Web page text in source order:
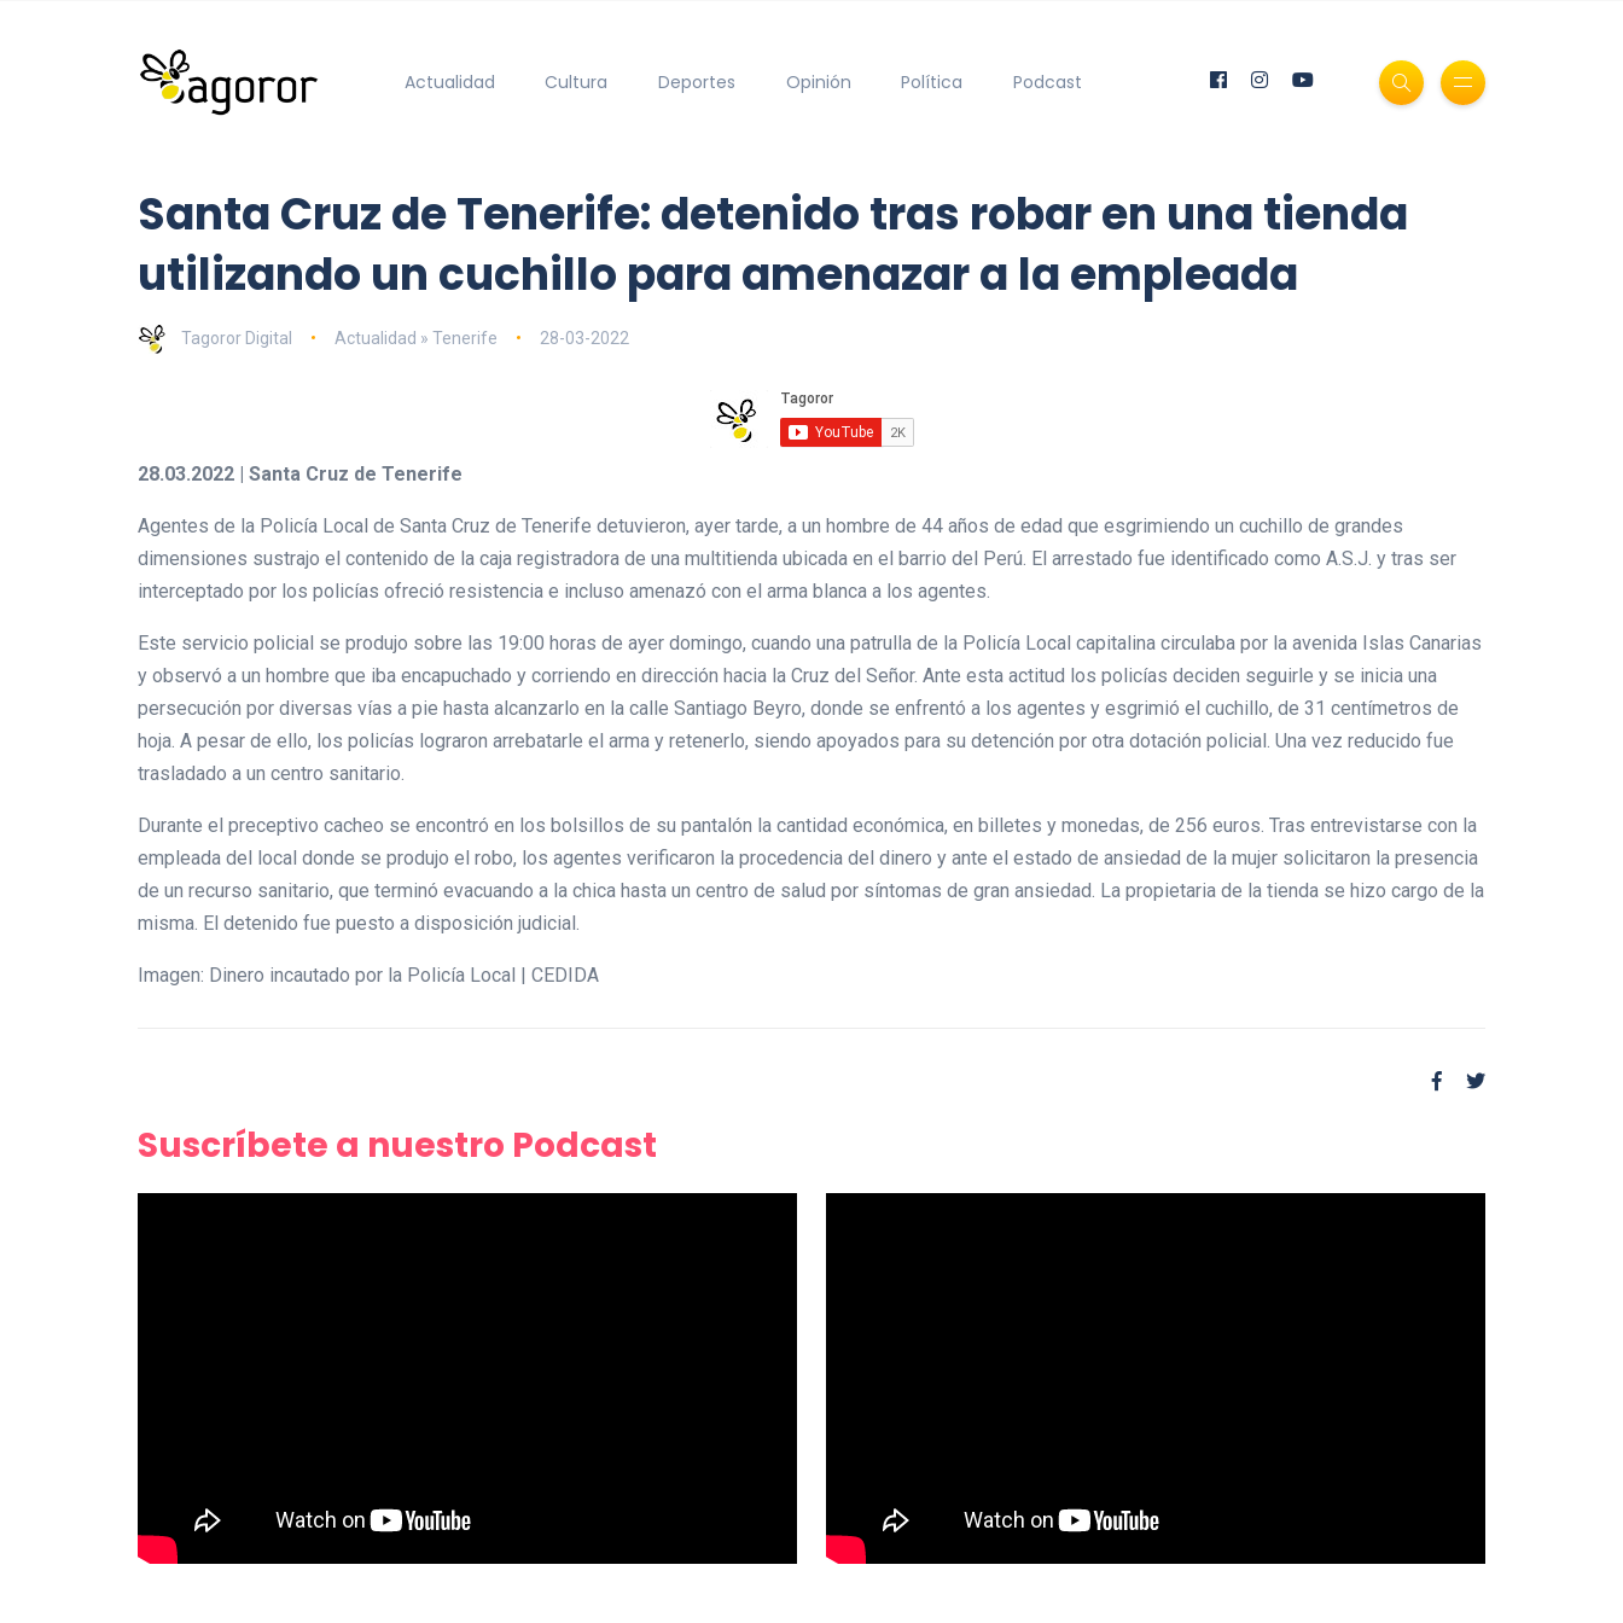
Actualidad Cultura Deportes Opinión Política Podcast
Santa Cruz de Tenerife: detenido tras robar en una tienda
utilizando un cuchillo para amenazar a la empleada
Tagoror Digital Actualidad » Tenerife 28-03-2022
28.03.2022 | Santa Cruz de Tenerife
Agentes de la Policía Local de Santa Cruz de Tenerife detuvieron, ayer tarde, a un hombre de 44 años de edad que esgrimiendo un cuchillo de grandes
dimensiones sustrajo el contenido de la caja registradora de una multitienda ubicada en el barrio del Perú. El arrestado fue identificado como A.S.J. y tras ser
interceptado por los policías ofreció resistencia e incluso amenazó con el arma blanca a los agentes.
Este servicio policial se produjo sobre las 19:00 horas de ayer domingo, cuando una patrulla de la Policía Local capitalina circulaba por la avenida Islas Canarias
y observó a un hombre que iba encapuchado y corriendo en dirección hacia la Cruz del Señor. Ante esta actitud los policías deciden seguirle y se inicia una
persecución por diversas vías a pie hasta alcanzarlo en la calle Santiago Beyro, donde se enfrentó a los agentes y esgrimió el cuchillo, de 31 centímetros de
hoja. A pesar de ello, los policías lograron arrebatarle el arma y retenerlo, siendo apoyados para su detención por otra dotación policial. Una vez reducido fue
trasladado a un centro sanitario.
Durante el preceptivo cacheo se encontró en los bolsillos de su pantalón la cantidad económica, en billetes y monedas, de 256 euros. Tras entrevistarse con la
empleada del local donde se produjo el robo, los agentes verificaron la procedencia del dinero y ante el estado de ansiedad de la mujer solicitaron la presencia
de un recurso sanitario, que terminó evacuando a la chica hasta un centro de salud por síntomas de gran ansiedad. La propietaria de la tienda se hizo cargo de la
misma. El detenido fue puesto a disposición judicial.
Imagen: Dinero incautado por la Policía Local | CEDIDA
Suscríbete a nuestro Podcast